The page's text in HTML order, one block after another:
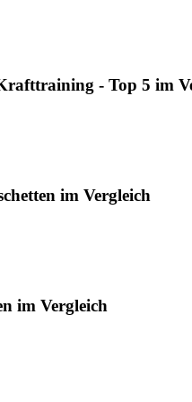
- Top 5 im
im Vergleich
im Vergleich